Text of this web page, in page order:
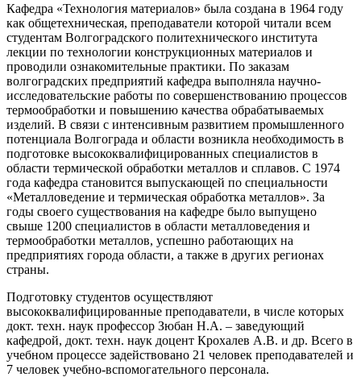
Кафедра «Технология материалов» была создана в 1964 году
как общетехническая, преподаватели которой читали всем
студентам Волгоградского политехнического института
лекции по технологии конструкционных материалов и
проводили ознакомительные практики. По заказам
волгоградских предприятий кафедра выполняла научно-
исследовательские работы по совершенствованию процессов
термообработки и повышению качества обрабатываемых
изделий. В связи с интенсивным развитием промышленного
потенциала Волгограда и области возникла необходимость в
подготовке высококвалифицированных специалистов в
области термической обработки металлов и сплавов. С 1974
года кафедра становится выпускающей по специальности
«Металловедение и термическая обработка металлов». За
годы своего существования на кафедре было выпущено
свыше 1200 специалистов в области металловедения и
термообработки металлов, успешно работающих на
предприятиях города области, а также в других регионах
страны.
Подготовку студентов осуществляют
высококвалифицированные преподаватели, в числе которых
докт. техн. наук профессор Зюбан Н.А. – заведующий
кафедрой, докт. техн. наук доцент Крохалев А.В. и др. Всего в
учебном процессе задействовано 21 человек преподавателей и
7 человек учебно-вспомогательного персонала.